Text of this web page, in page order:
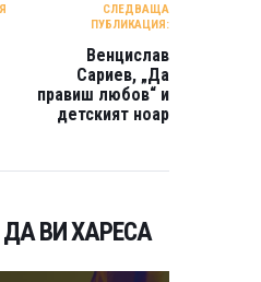
СЛЕДВАЩА
ПУБЛИКАЦИЯ:
Венцислав
Сариев, „Да
правиш любов“ и
детският ноар
ВИ ХАРЕСА